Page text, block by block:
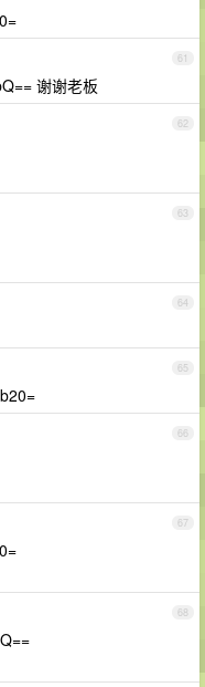
61
谢谢老板
62
63
64
65
66
67
68